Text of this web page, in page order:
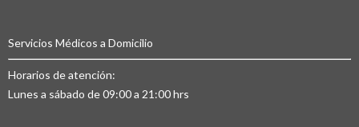
Servicios Médicos a Domicilio
Horarios de atención:
Lunes a sábado de 09:00 a 21:00 hrs